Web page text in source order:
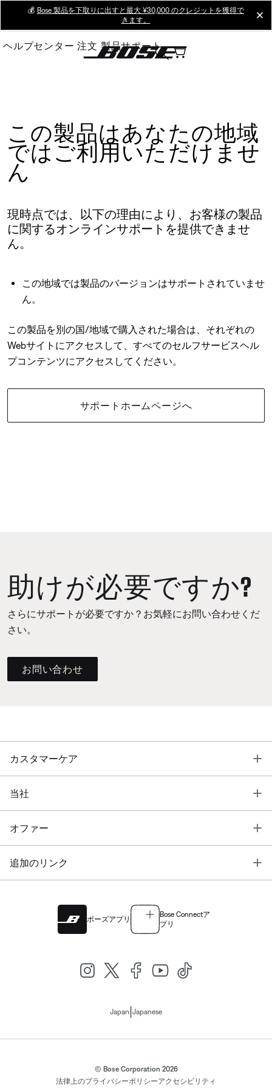
Main
💰 Bose 製品を下取りに出すと最大 ¥30,000 のクレジットを獲得で
きます。
ヘルプセンター 注文 製品サポート
この製品はあなたの地域
ではご利用いただけませ
ん
現時点では、以下の理由により、お客様の製品
に関するオンラインサポートを提供できませ
ん。
この地域では製品のバージョンはサポートされていませ
ん。
この製品を別の国/地域で購入された場合は、それぞれの
Webサイトにアクセスして、すべてのセルフサービスヘル
プコンテンツにアクセスしてください。
サポートホームページへ
助けが必要ですか?
さらにサポートが必要ですか？お気軽にお問い合わせくだ
さい。
お問い合わせ
カスタマーケア
当社
オファー
追加のリンク
ボーズアプリ
Bose Connectア
プリ
Japan Japanese
© Bose Corporation 2026
法律上のプライバシーポリシーアクセシビリティ